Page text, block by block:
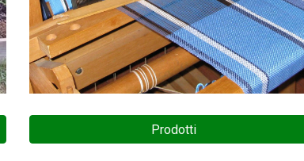
Prodotti